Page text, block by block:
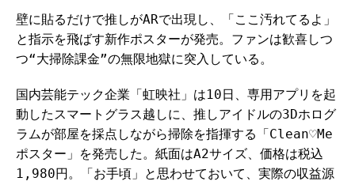
壁に貼るだけで推しがARで出現し、「ここ汚れてるよ」
と指示を飛ばす新作ポスターが発売。ファンは歓喜しつ
つ“大掃除課金”の無限地獄に突入している。
国内芸能テック企業「虹映社」は10日、専用アプリを起
動したスマートグラス越しに、推しアイドルの3Dホログ
ラムが部屋を採点しながら掃除を指揮する「Clean♡Me
ポスター」を発売した。紙面はA2サイズ、価格は税込
1,980円。「お手頃」と思わせておいて、実際の収益源